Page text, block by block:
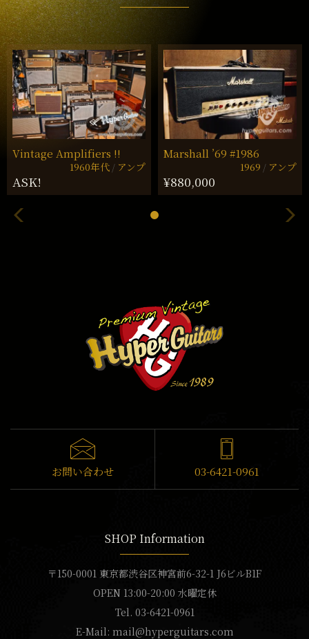
Vintage Amplifiers !!
1960年代 アンプ
ASK!
Marshall ’69 #1986
1969 アンプ
¥880,000
お問い合わせ 03-6421-0961
SHOP Information
〒150-0001 東京都渋谷区神宮前6-32-1 J6ビルB1F
OPEN 13:00-20:00 水曜定休
Tel. 03-6421-0961
E-Mail: mail@hyperguitars.com